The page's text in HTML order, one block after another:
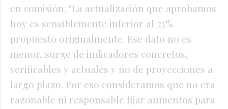
en comisión: "La actualización que aprobamos
hoy es sensiblemente inferior al 25%
propuesto originalmente. Ese dato no es
menor, surge de indicadores concretos,
verificables y actuales y no de proyecciones a
largo plazo. Por eso consideramos que no era
razonable ni responsable fijar aumentos para